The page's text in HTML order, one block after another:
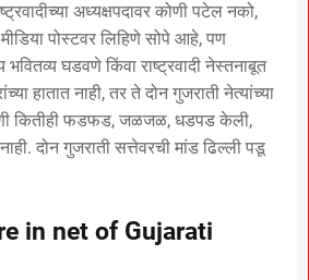
अध्यक्षपदावर कोणी पटेल नको,
पोस्टवर लिहिणे सोपे आहे, पण
भवितव्य घडवणे किंवा राष्ट्रवादी नेस्तनाबूत
हातात नाही, तर ते दोन गुजराती नेत्यांच्या
कितीही फडफड, जळजळ, धडपड केली,
दोन गुजराती सत्तेवरची मांड ढिल्ली पडू
in net of Gujarati